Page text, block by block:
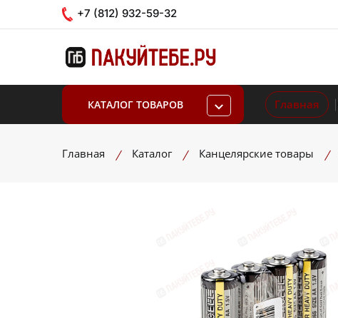
+7 (812) 932-59-32
КАТАЛОГ ТОВАРОВ Главная
Главная Каталог Канцелярские товары